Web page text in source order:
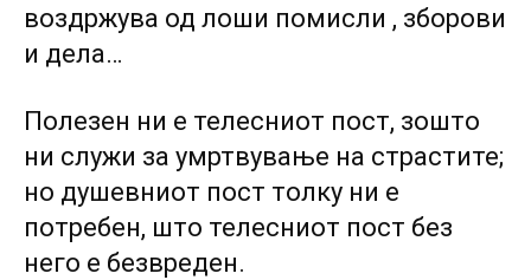
воздржува од лоши помисли , зборови
и дела…
Полезен ни е телесниот пост, зошто
ни служи за умртвување на страстите;
но душевниот пост толку ни е
потребен, што телесниот пост без
него е безвреден.